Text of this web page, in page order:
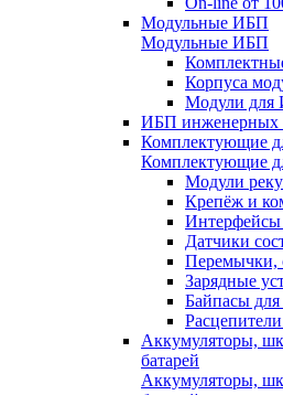
Модульные ИБП
Модульные ИБП
Корпуса
Модули для
ИБП инженерных
Комплектующие
Комплектующие
Модули
Крепёж и
Датчики
Перемычки,
Зарядные
Байпасы
Аккумуляторы,
батарей
Аккумуляторы,